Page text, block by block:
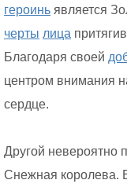
героинь является
черты лица
Благодаря своей
центром внимания
сердце.
Другой невероятно
Снежная королева.